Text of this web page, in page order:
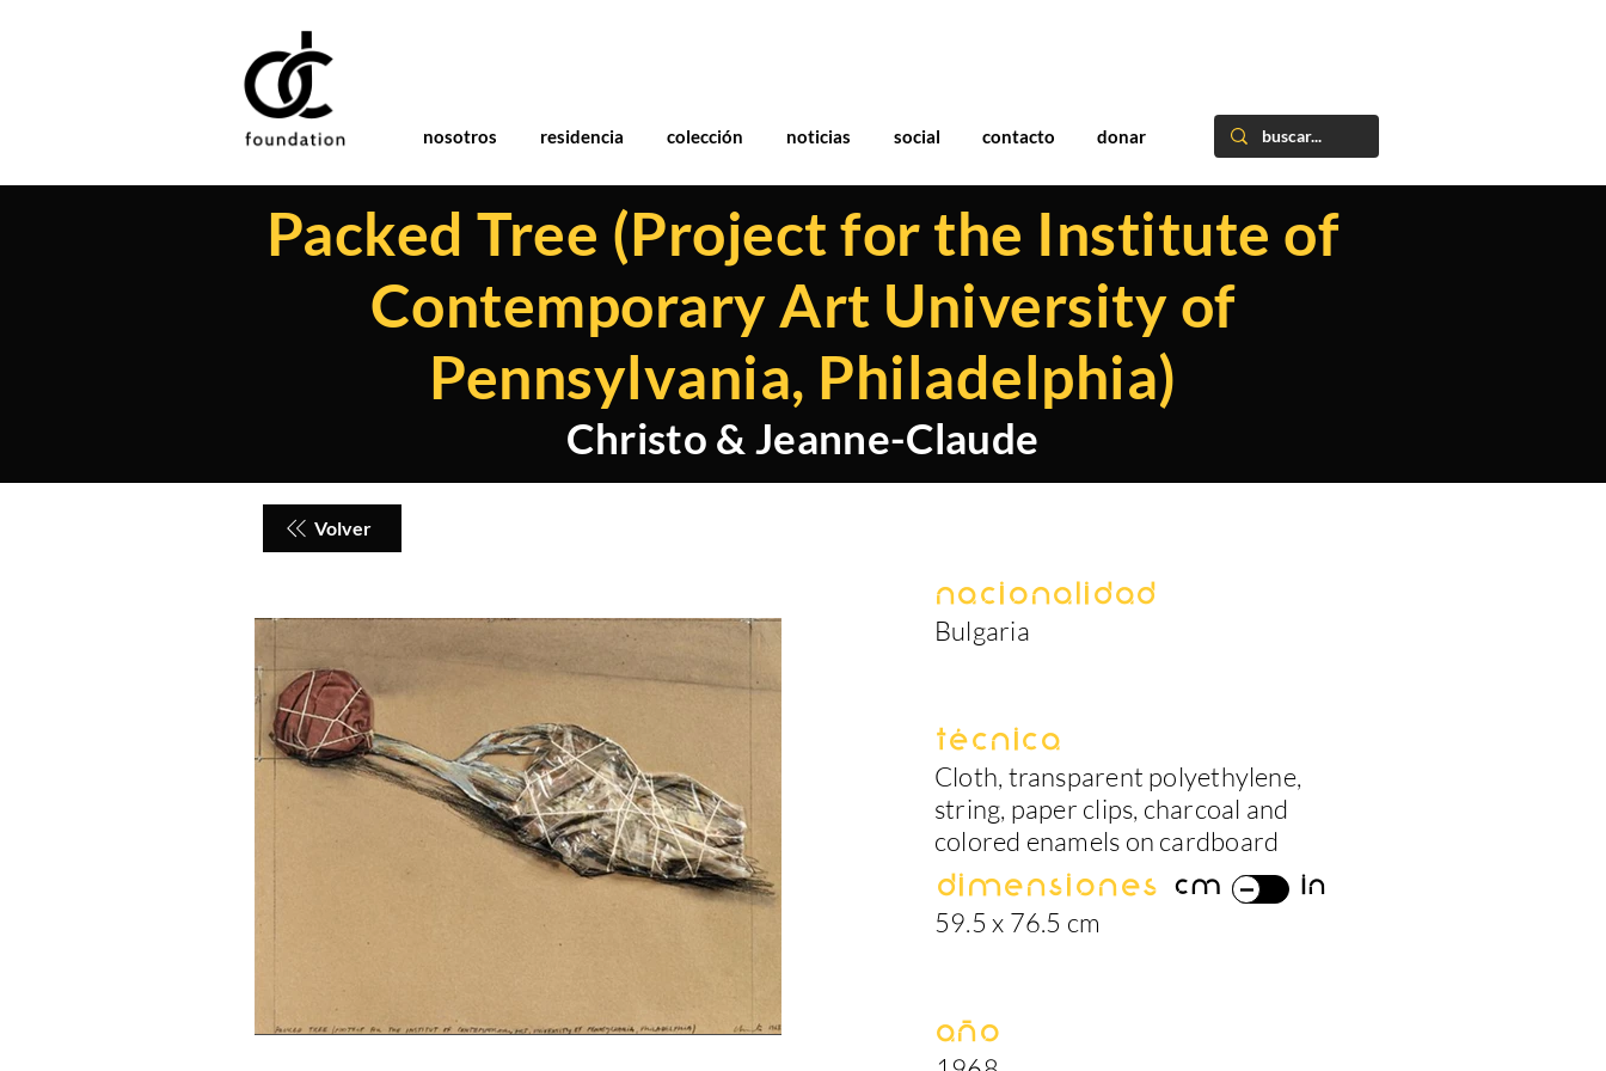
nosotros residencia colección noticias social contacto donar
Packed Tree (Project for the Institute of
Contemporary Art University of
Pennsylvania, Philadelphia)
Christo & Jeanne-Claude
Volver
Nacionalidad
Bulgaria
Técnica
Cloth, transparent polyethylene,
string, paper clips, charcoal and
colored enamels on cardboard
Dimensiones cm in
59.5 x 76.5 cm
Año